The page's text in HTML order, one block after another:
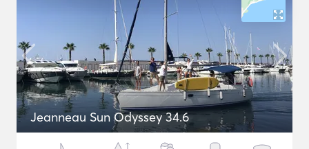
Jeanneau Sun Odyssey 34.6